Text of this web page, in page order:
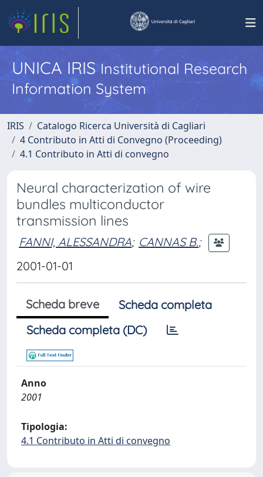
UNICA IRISInstitutional Research
Information System
IRIS
Catalogo Ricerca Università di Cagliari
4 Contributo in Atti di Convegno (Proceeding)
4.1 Contributo in Atti di convegno
Neural characterization of wire
bundles multiconductor
transmission lines
FANNI, ALESSANDRA; CANNAS B.;
2001-01-01
Scheda breve
Scheda completa
Scheda completa (DC)
Anno
2001
Tipologia:
4.1 Contributo in Atti di convegno